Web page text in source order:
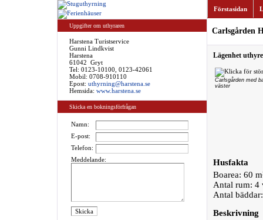
Uppgifter om uthyraren
Harstena Turistservice
Gunni Lindkvist
Harstena
61042 Gryt
Tel: 0123-10100, 0123-42061
Mobil: 0708-910110
Epost: uthyrning@harstena.se
Hemsida: www.harstena.se
Skicka en bokningsförfrågan
Namn:
E-post:
Telefon:
Meddelande:
Förstasidan
Carlsgården
Lägenhet
Carlsgården med
väster
Husfakta
Boarea: 60
Antal rum: 4
Antal
Beskrivning